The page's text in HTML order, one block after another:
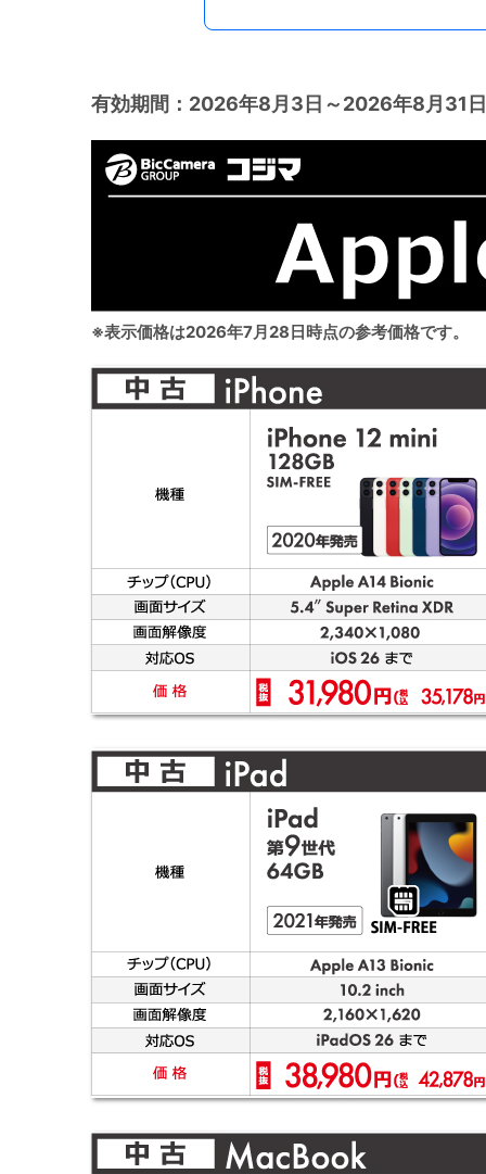
有効期間：2026年8月3日～2026年8月31
※表示価格は2026年7月28日時点の参考価格です。